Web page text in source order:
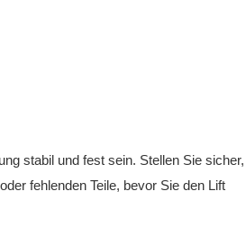
stabil und fest sein. Stellen Sie
fehlenden Teile, bevor Sie den Lift